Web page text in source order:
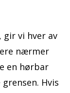
gir vi hver av
nærmer
en hørbar
Hvis